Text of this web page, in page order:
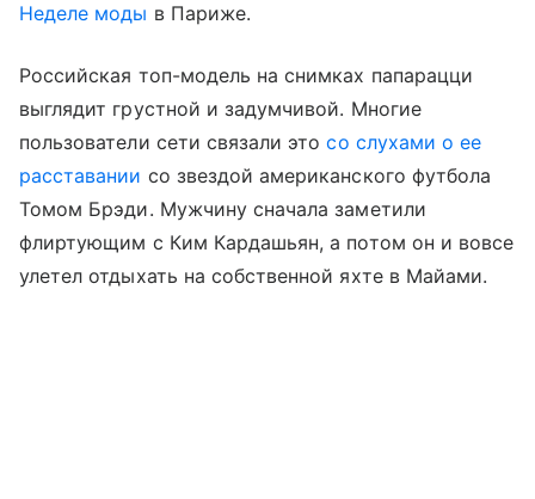
Неделе моды в Париже.
Российская топ-модель на снимках папарацци
выглядит грустной и задумчивой. Многие
пользователи сети связали этосо слухами о ее
расставании со звездой американского футбола
Томом Брэди. Мужчину сначала заметили
флиртующим с Ким Кардашьян, а потом он и вовсе
улетел отдыхать на собственной яхте в Майами.